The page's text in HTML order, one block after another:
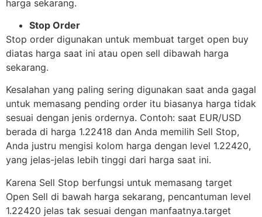
harga sekarang.
Stop Order
Stop order digunakan untuk membuat target open buy
diatas harga saat ini atau open sell dibawah harga
sekarang.
Kesalahan yang paling sering digunakan saat anda gagal
untuk memasang pending order itu biasanya harga tidak
sesuai dengan jenis ordernya. Contoh: saat EUR/USD
berada di harga 1.22418 dan Anda memilih Sell Stop,
Anda justru mengisi kolom harga dengan level 1.22420,
yang jelas-jelas lebih tinggi dari harga saat ini.
Karena Sell Stop berfungsi untuk memasang target
Open Sell di bawah harga sekarang, pencantuman level
1.22420 jelas tak sesuai dengan manfaatnya.target